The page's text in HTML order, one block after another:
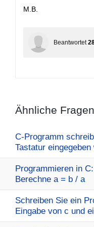
M.B.
Beantwortet
Ähnliche Fragen
C-Programm
Tastatur
Programmieren in
Berechne a = b / a
Schreiben Sie ein
Eingabe von c und